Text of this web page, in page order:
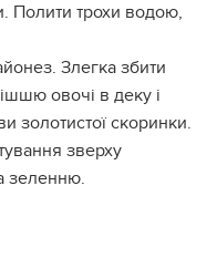
Полити трохи водою,
Злегка збити
овочі в деку і
золотистої скоринки.
зверху
зеленню.